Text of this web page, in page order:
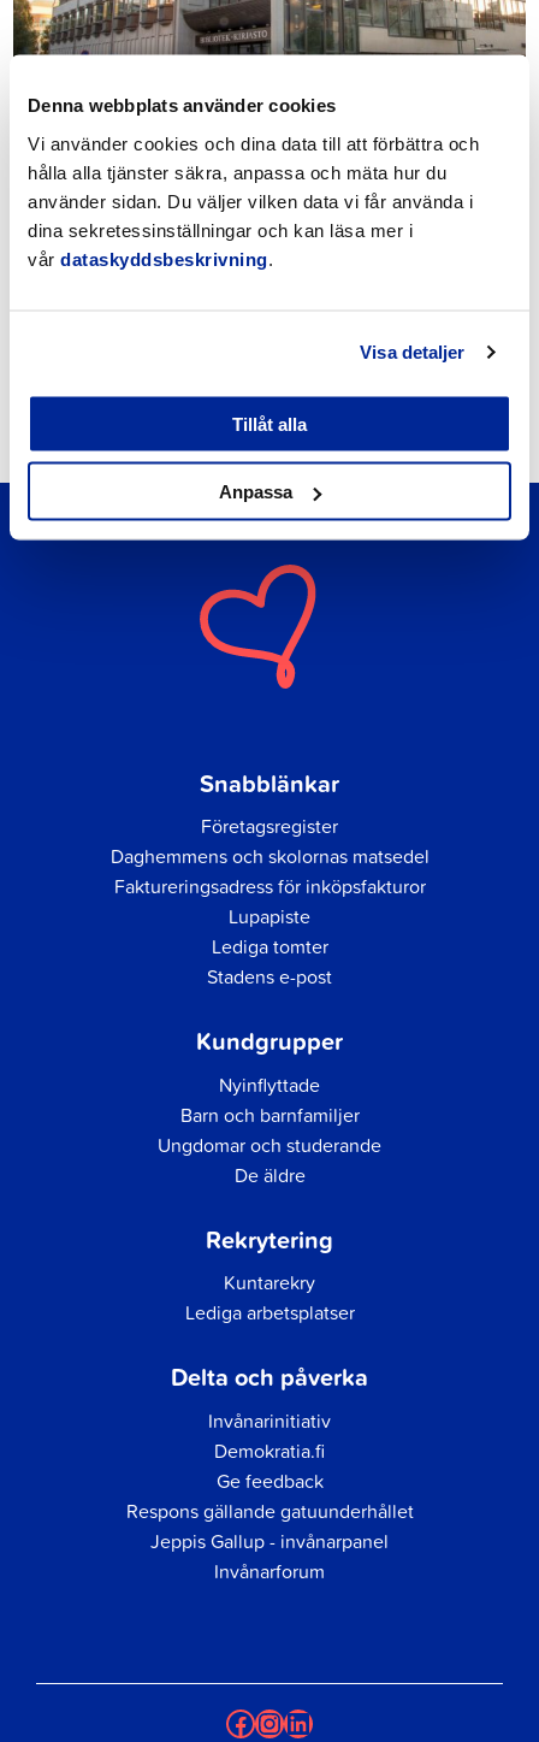
Denna webbplats använder cookies
Vi använder cookies och dina data till att förbättra och
hålla alla tjänster säkra, anpassa och mäta hur du
använder sidan. Du väljer vilken data vi får använda i
dina sekretessinställningar och kan läsa mer i
vår dataskyddsbeskrivning
Visa detaljer
Tillåt alla
Anpassa
Stadsbiblioteket
Jakobstads museum
Snabblänkar
Företagsregister
Daghemmens och skolornas matsedel
Faktureringsadress för inköpsfakturor
Lupapiste
Lediga tomter
Stadens e-post
Kundgrupper
Nyinflyttade
Barn och barnfamiljer
Ungdomar och studerande
De äldre
Rekrytering
Kuntarekry
Lediga arbetsplatser
Delta och påverka
Invånarinitiativ
Demokratia.fi
Ge feedback
Respons gällande gatuunderhållet
Jeppis Gallup - invånarpanel
Invånarforum
Facebook
Instagram
LinkedIn